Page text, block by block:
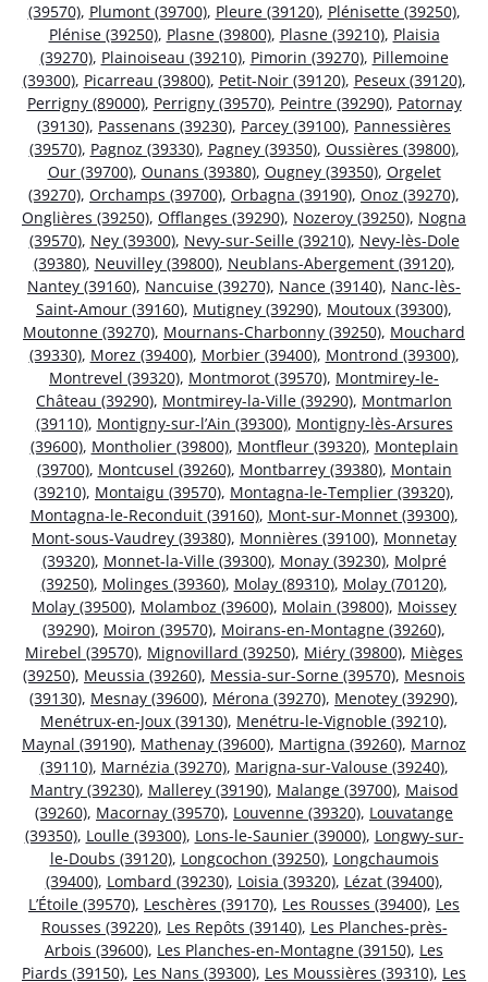
(39570), Plumont (39700), Pleure (39120), Plénisette (39250),
Plénise (39250), Plasne (39800), Plasne (39210), Plaisia
(39270), Plainoiseau (39210), Pimorin (39270), Pillemoine
(39300), Picarreau (39800), Petit-Noir (39120), Peseux (39120),
Perrigny (89000), Perrigny (39570), Peintre (39290), Patornay
(39130), Passenans (39230), Parcey (39100), Pannessières
(39570), Pagnoz (39330), Pagney (39350), Oussières (39800),
Our (39700), Ounans (39380), Ougney (39350), Orgelet
(39270), Orchamps (39700), Orbagna (39190), Onoz (39270),
Onglières (39250), Offlanges (39290), Nozeroy (39250), Nogna
(39570), Ney (39300), Nevy-sur-Seille (39210), Nevy-lès-Dole
(39380), Neuvilley (39800), Neublans-Abergement (39120),
Nantey (39160), Nancuise (39270), Nance (39140), Nanc-lès-
Saint-Amour (39160), Mutigney (39290), Moutoux (39300),
Moutonne (39270), Mournans-Charbonny (39250), Mouchard
(39330), Morez (39400), Morbier (39400), Montrond (39300),
Montrevel (39320), Montmorot (39570), Montmirey-le-
Château (39290), Montmirey-la-Ville (39290), Montmarlon
(39110), Montigny-sur-l’Ain (39300), Montigny-lès-Arsures
(39600), Montholier (39800), Montfleur (39320), Monteplain
(39700), Montcusel (39260), Montbarrey (39380), Montain
(39210), Montaigu (39570), Montagna-le-Templier (39320),
Montagna-le-Reconduit (39160), Mont-sur-Monnet (39300),
Mont-sous-Vaudrey (39380), Monnières (39100), Monnetay
(39320), Monnet-la-Ville (39300), Monay (39230), Molpré
(39250), Molinges (39360), Molay (89310), Molay (70120),
Molay (39500), Molamboz (39600), Molain (39800), Moissey
(39290), Moiron (39570), Moirans-en-Montagne (39260),
Mirebel (39570), Mignovillard (39250), Miéry (39800), Mièges
(39250), Meussia (39260), Messia-sur-Sorne (39570), Mesnois
(39130), Mesnay (39600), Mérona (39270), Menotey (39290),
Menétrux-en-Joux (39130), Menétru-le-Vignoble (39210),
Maynal (39190), Mathenay (39600), Martigna (39260), Marnoz
(39110), Marnézia (39270), Marigna-sur-Valouse (39240),
Mantry (39230), Mallerey (39190), Malange (39700), Maisod
(39260), Macornay (39570), Louvenne (39320), Louvatange
(39350), Loulle (39300), Lons-le-Saunier (39000), Longwy-sur-
le-Doubs (39120), Longcochon (39250), Longchaumois
(39400), Lombard (39230), Loisia (39320), Lézat (39400),
L’Étoile (39570), Leschères (39170), Les Rousses (39400), Les
Rousses (39220), Les Repôts (39140), Les Planches-près-
Arbois (39600), Les Planches-en-Montagne (39150), Les
Piards (39150), Les Nans (39300), Les Moussières (39310), Les